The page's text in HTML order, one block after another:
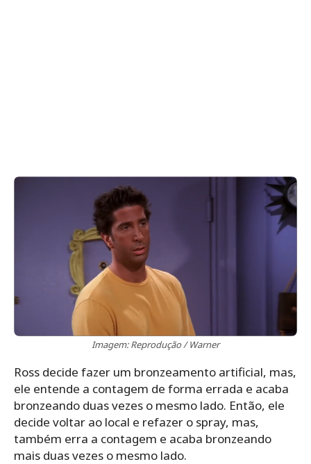
Imagem: Reprodução / Warner
Ross decide fazer um bronzeamento artificial, mas,
ele entende a contagem de forma errada e acaba
bronzeando duas vezes o mesmo lado. Então, ele
decide voltar ao local e refazer o spray, mas,
também erra a contagem e acaba bronzeando
mais duas vezes o mesmo lado.